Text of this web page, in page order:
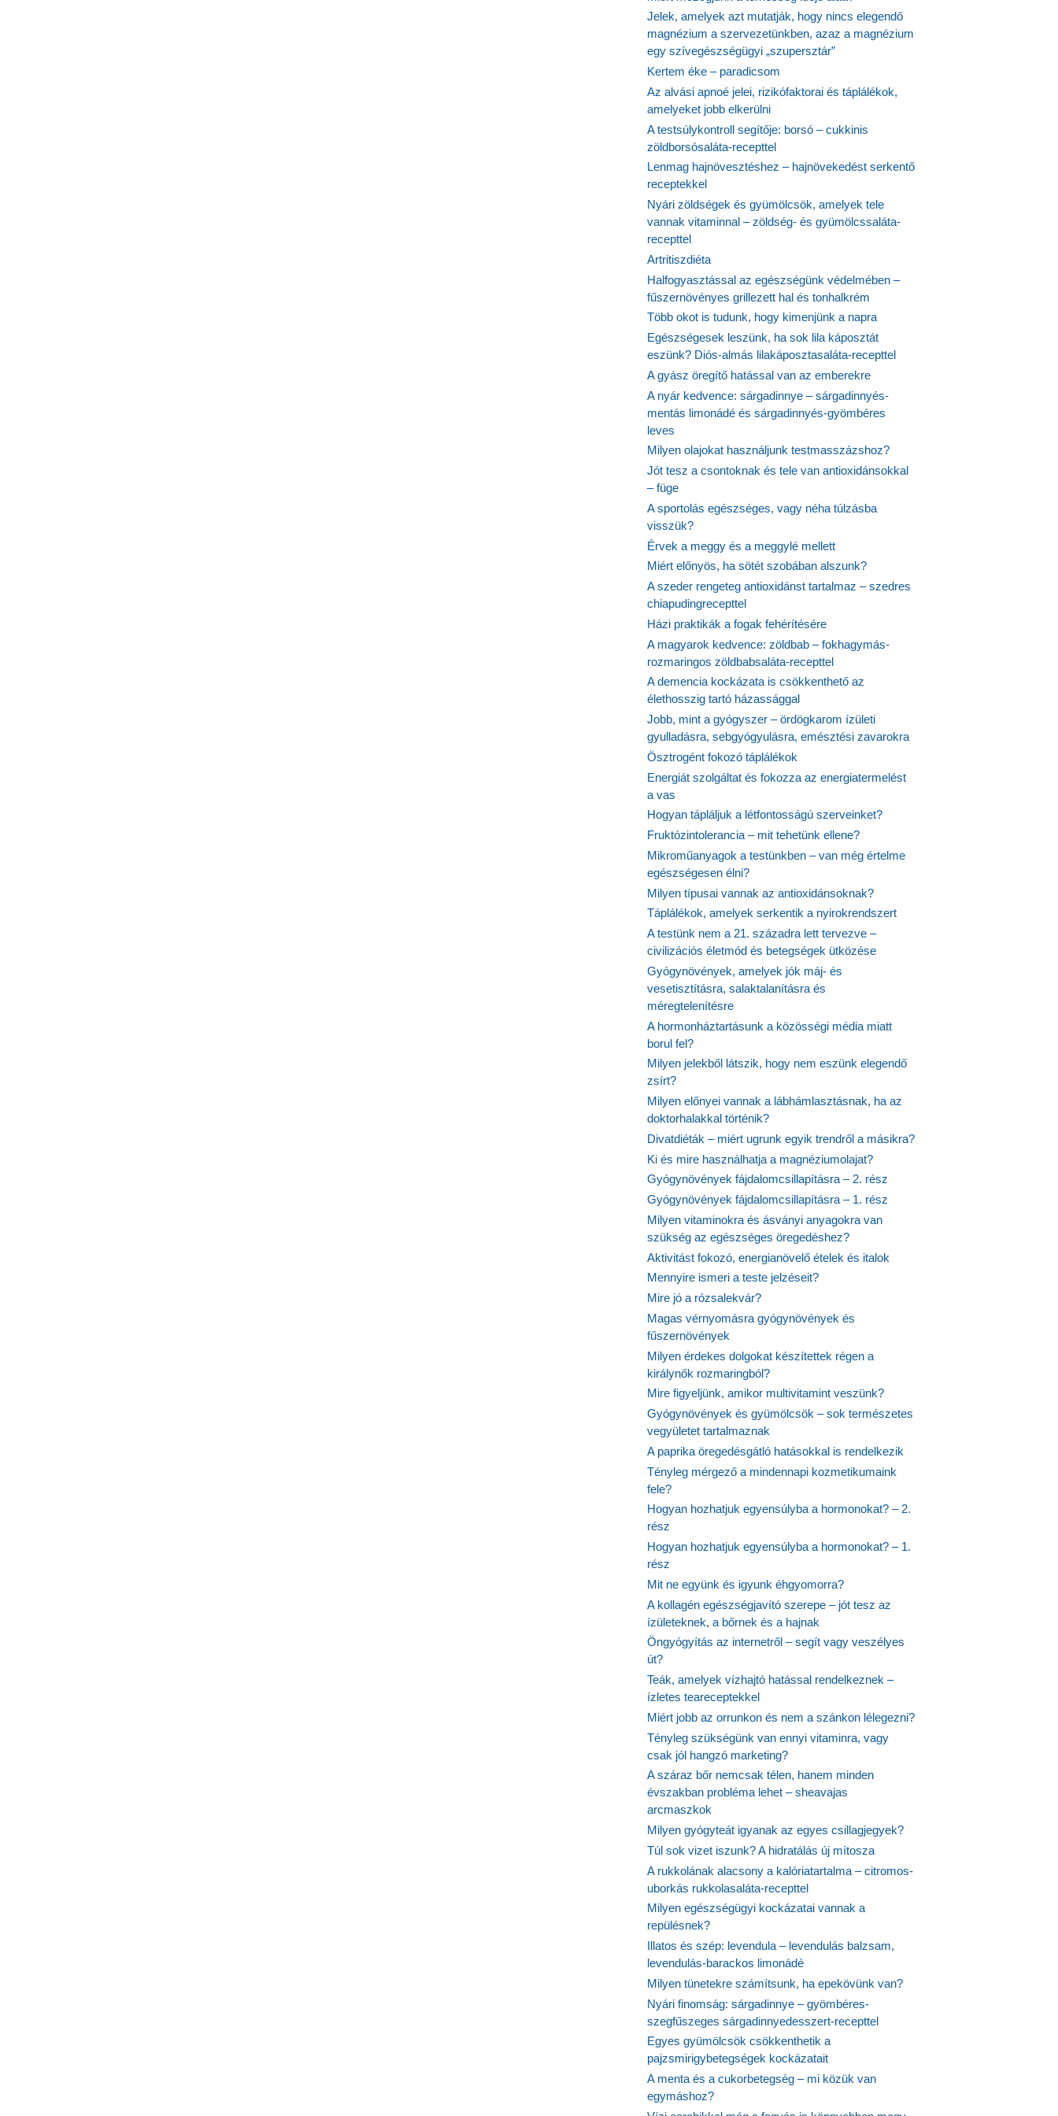
Jelek, amelyek azt mutatják, hogy nincs elegendő
magnézium a szervezetünkben, azaz a magnézium
egy szívegészségügyi „szupersztár”
Kertem éke – paradicsom
Az alvási apnoé jelei, rizikófaktorai és táplálékok,
amelyeket jobb elkerülni
A testsúlykontroll segítője: borsó – cukkinis
zöldborsósaláta-recepttel
Lenmag hajnövesztéshez – hajnövekedést serkentő
receptekkel
Nyári zöldségek és gyümölcsök, amelyek tele
vannak vitaminnal – zöldség- és gyümölcssaláta-
recepttel
Artritiszdiéta
Halfogyasztással az egészségünk védelmében –
fűszernövényes grillezett hal és tonhalkrém
Több okot is tudunk, hogy kimenjünk a napra
Egészségesek leszünk, ha sok lila káposztát
eszünk? Diós-almás lilakáposztasaláta-recepttel
A gyász öregítő hatással van az emberekre
A nyár kedvence: sárgadinnye – sárgadinnyés-
mentás limonádé és sárgadinnyés-gyömbéres
leves
Milyen olajokat használjunk testmasszázshoz?
Jót tesz a csontoknak és tele van antioxidánsokkal
– füge
A sportolás egészséges, vagy néha túlzásba
visszük?
Érvek a meggy és a meggylé mellett
Miért előnyös, ha sötét szobában alszunk?
A szeder rengeteg antioxidánst tartalmaz – szedres
chiapudingrecepttel
Házi praktikák a fogak fehérítésére
A magyarok kedvence: zöldbab – fokhagymás-
rozmaringos zöldbabsaláta-recepttel
A demencia kockázata is csökkenthető az
élethosszig tartó házassággal
Jobb, mint a gyógyszer – ördögkarom ízületi
gyulladásra, sebgyógyulásra, emésztési zavarokra
Ösztrogént fokozó táplálékok
Energiát szolgáltat és fokozza az energiatermelést
a vas
Hogyan tápláljuk a létfontosságú szerveinket?
Fruktózintolerancia – mit tehetünk ellene?
Mikroműanyagok a testünkben – van még értelme
egészségesen élni?
Milyen típusai vannak az antioxidánsoknak?
Táplálékok, amelyek serkentik a nyirokrendszert
A testünk nem a 21. századra lett tervezve –
civilizációs életmód és betegségek ütközése
Gyógynövények, amelyek jók máj- és
vesetisztításra, salaktalanításra és
méregtelenítésre
A hormonháztartásunk a közösségi média miatt
borul fel?
Milyen jelekből látszik, hogy nem eszünk elegendő
zsírt?
Milyen előnyei vannak a lábhámlasztásnak, ha az
doktorhalakkal történik?
Divatdiéták – miért ugrunk egyik trendről a másikra?
Ki és mire használhatja a magnéziumolajat?
Gyógynövények fájdalomcsillapításra – 2. rész
Gyógynövények fájdalomcsillapításra – 1. rész
Milyen vitaminokra és ásványi anyagokra van
szükség az egészséges öregedéshez?
Aktivitást fokozó, energianövelő ételek és italok
Mennyire ismeri a teste jelzéseit?
Mire jó a rózsalekvár?
Magas vérnyomásra gyógynövények és
fűszernövények
Milyen érdekes dolgokat készítettek régen a
királynők rozmaringból?
Mire figyeljünk, amikor multivitamint veszünk?
Gyógynövények és gyümölcsök – sok természetes
vegyületet tartalmaznak
A paprika öregedésgátló hatásokkal is rendelkezik
Tényleg mérgező a mindennapi kozmetikumaink
fele?
Hogyan hozhatjuk egyensúlyba a hormonokat? – 2.
rész
Hogyan hozhatjuk egyensúlyba a hormonokat? – 1.
rész
Mit ne együnk és igyunk éhgyomorra?
A kollagén egészségjavító szerepe – jót tesz az
ízületeknek, a bőrnek és a hajnak
Öngyógyítás az internetről – segít vagy veszélyes
út?
Teák, amelyek vízhajtó hatással rendelkeznek –
ízletes teareceptekkel
Miért jobb az orrunkon és nem a szánkon lélegezni?
Tényleg szükségünk van ennyi vitaminra, vagy
csak jól hangzó marketing?
A száraz bőr nemcsak télen, hanem minden
évszakban probléma lehet – sheavajas
arcmaszkok
Milyen gyógyteát igyanak az egyes csillagjegyek?
Túl sok vizet iszunk? A hidratálás új mítosza
A rukkolának alacsony a kalóriatartalma – citromos-
uborkás rukkolasaláta-recepttel
Milyen egészségügyi kockázatai vannak a
repülésnek?
Illatos és szép: levendula – levendulás balzsam,
levendulás-barackos limonádé
Milyen tünetekre számítsunk, ha epekövünk van?
Nyári finomság: sárgadinnye – gyömbéres-
szegfűszeges sárgadinnyedesszert-recepttel
Egyes gyümölcsök csökkenthetik a
pajzsmirigybetegségek kockázatait
A menta és a cukorbetegség – mi közük van
egymáshoz?